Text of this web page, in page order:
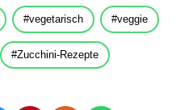
vegetarisch veggie
Zucchini-Rezepte